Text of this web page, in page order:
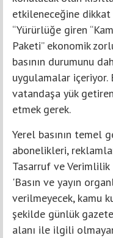
etkileneceğine dikkat
“Yürürlüğe giren
Paketi” ekonomik
basının durumunu
uygulamalar içeriyor.
vatandaşa yük
etmek gerek.
Yerel basının temel
abonelikleri,
Tasarruf ve Verimlilik
'Basın ve yayın
verilmeyecek, kamu
şekilde günlük
alanı ile ilgili